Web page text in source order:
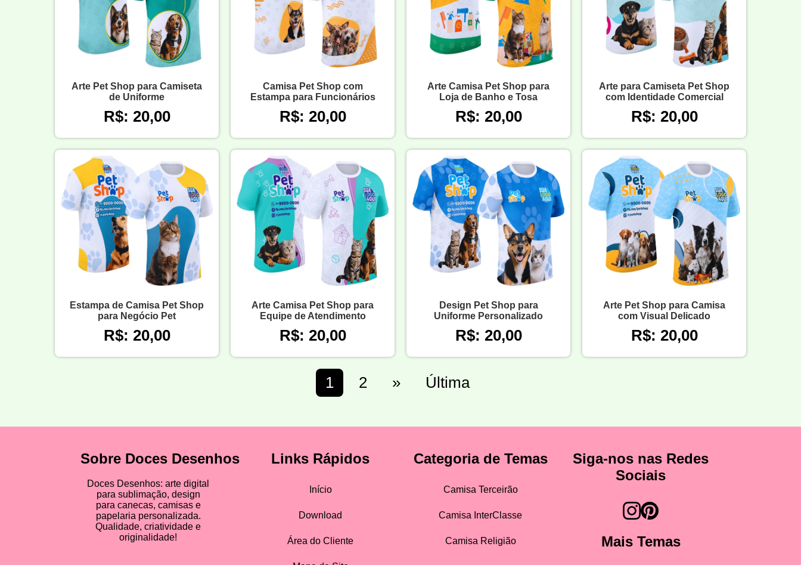
Arte Pet Shop para Camiseta
de Uniforme
R$: 20,00
Camisa Pet Shop com
Estampa para Funcionários
R$: 20,00
Arte Camisa Pet Shop para
Loja de Banho e Tosa
R$: 20,00
Arte para Camiseta Pet Shop
com Identidade Comercial
R$: 20,00
Estampa de Camisa Pet Shop
para Negócio Pet
R$: 20,00
Arte Camisa Pet Shop para
Equipe de Atendimento
R$: 20,00
Design Pet Shop para
Uniforme Personalizado
R$: 20,00
Arte Pet Shop para Camisa
com Visual Delicado
R$: 20,00
1 2 » Última
Sobre Doces Desenhos
Doces Desenhos: arte digital
para sublimação, design
para canecas, camisas e
papelaria personalizada.
Qualidade, criatividade e
originalidade!
Links Rápidos
Início
Download
Área do Cliente
Categoria de Temas
Camisa Terceirão
Camisa InterClasse
Camisa Religião
Siga-nos nas Redes
Sociais
Mais Temas